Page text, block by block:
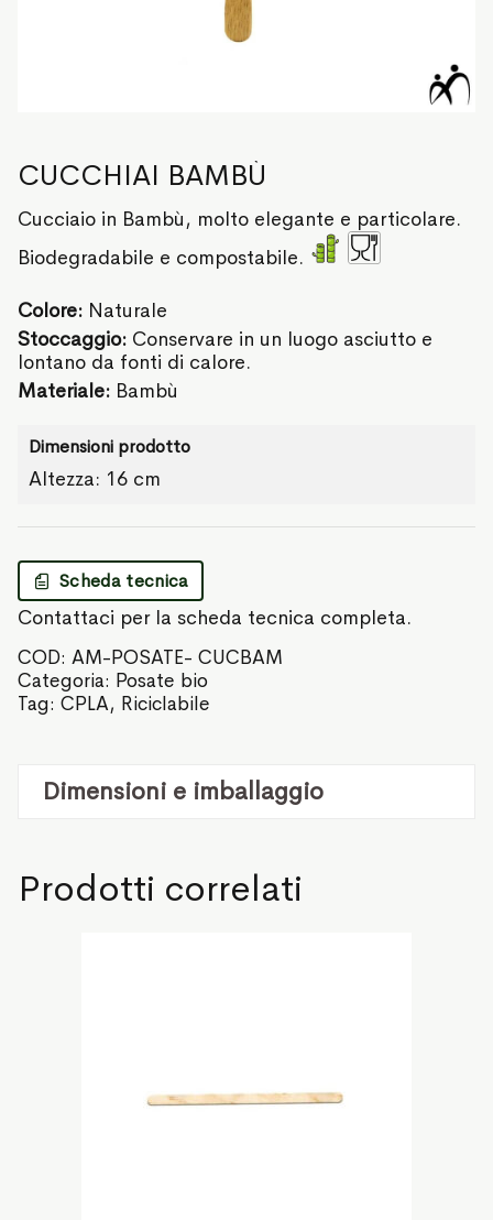
CUCCHIAI BAMBÙ
Cucciaio in Bambù, molto elegante e particolare.
Biodegradabile e compostabile.
Colore: Naturale
Stoccaggio: Conservare in un luogo asciutto e
lontano da fonti di calore.
Materiale: Bambù
Dimensioni prodotto
Altezza: 16 cm
Scheda tecnica
Contattaci per la scheda tecnica completa.
COD: AM-POSATE- CUCBAM
Categoria: Posate bio
Tag: CPLA, Riciclabile
Dimensioni e imballaggio
Prodotti correlati